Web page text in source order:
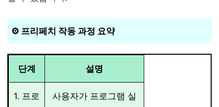
⚙️ 프리페치 작동 과정 요약
단계 설명
1. 프로
사용자가 프로그램 실